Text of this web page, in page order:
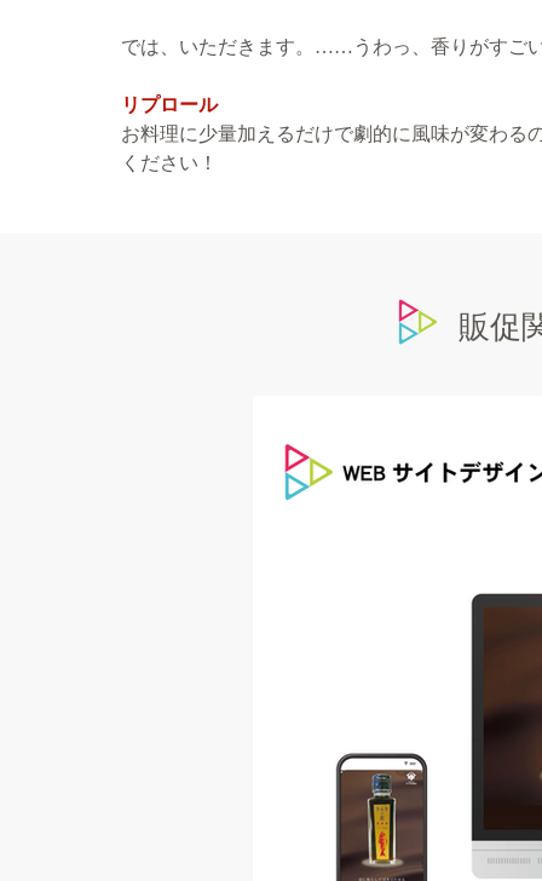
では、いただきます。……うわっ、香りがすご
リプロール
お料理に少量加えるだけで劇的に風味が変わる
ください！
販促